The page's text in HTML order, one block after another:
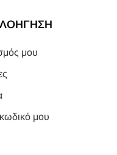
μου
μου